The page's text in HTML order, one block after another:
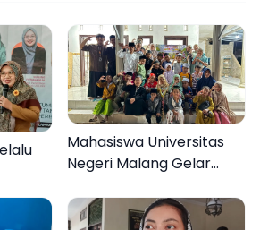
Mahasiswa Universitas
Negeri Malang Gelar
Desa Dapenda